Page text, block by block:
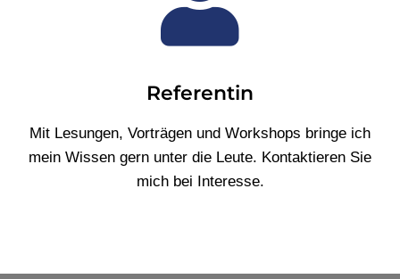
Referentin
Mit Lesungen, Vorträgen und Workshops bringe ich
mein Wissen gern unter die Leute. Kontaktieren Sie
mich bei Interesse.